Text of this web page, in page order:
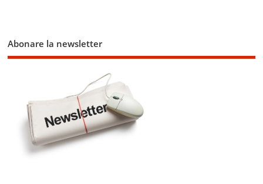
Abonare la newsletter